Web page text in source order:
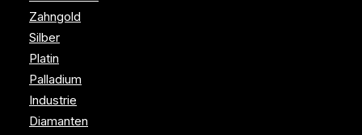
Zahngold
Silber
Platin
Palladium
Industrie
Diamanten